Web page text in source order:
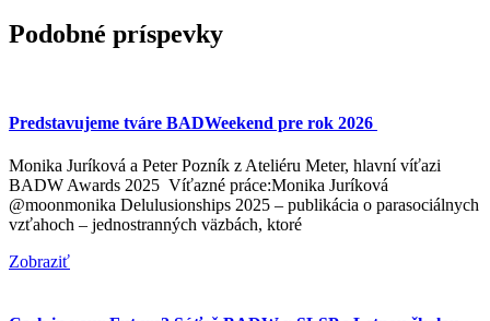
Podobné príspevky
Predstavujeme tváre BADWeekend pre rok 2026
Monika Juríková a Peter Pozník z Ateliéru Meter, hlavní víťazi
BADW Awards 2025 Víťazné práce:Monika Juríková
@moonmonika Delulusionships 2025 – publikácia o parasociálnych
vzťahoch – jednostranných väzbách, ktoré
Zobraziť